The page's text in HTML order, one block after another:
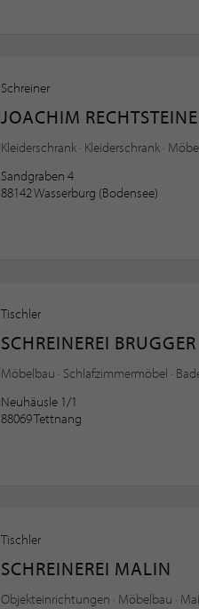
Schreiner
JOACHIM
Kleiderschrank · Kleiderschrank ·
Sandgraben 4
88142 Wasserburg (Bodensee)
Tischler
SCHREINEREI BRUGGER
Möbelbau · Schlafzimmermöbel ·
Neuhäusle 1/1
88069 Tettnang
Tischler
SCHREINEREI MALIN
Objekteinrichtungen · Möbelbau ·